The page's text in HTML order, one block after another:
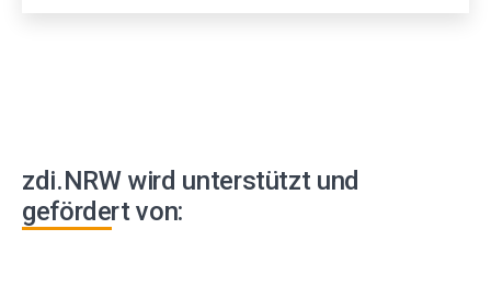
zdi.NRW wird unterstützt und
gefördert von: